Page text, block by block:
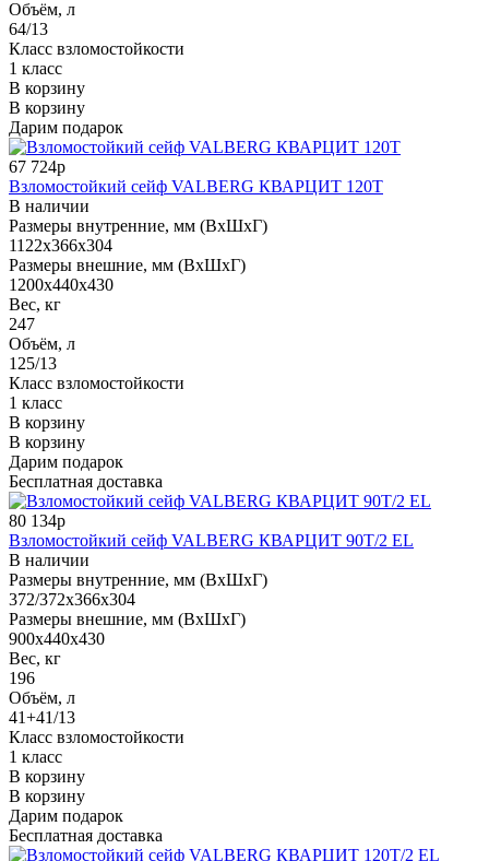
Объём, л
64/13
Класс взломостойкости
1 класс
В корзину
В корзину
Дарим подарок
67 724р
Взломостойкий сейф VALBERG КВАРЦИТ 120Т
В наличии
Размеры внутренние, мм (ВхШхГ)
1122x366x304
Размеры внешние, мм (ВхШхГ)
1200x440x430
Вес, кг
247
Объём, л
125/13
Класс взломостойкости
1 класс
В корзину
В корзину
Дарим подарок
Бесплатная доставка
80 134р
Взломостойкий сейф VALBERG КВАРЦИТ 90Т/2 EL
В наличии
Размеры внутренние, мм (ВхШхГ)
372/372x366x304
Размеры внешние, мм (ВхШхГ)
900x440x430
Вес, кг
196
Объём, л
41+41/13
Класс взломостойкости
1 класс
В корзину
В корзину
Дарим подарок
Бесплатная доставка